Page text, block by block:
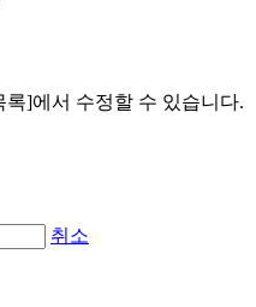
]에서 수정할 수 있습니다.
취소